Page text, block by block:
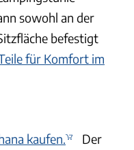
sowohl an der
befestigt
für Komfort im
kaufen.
Der